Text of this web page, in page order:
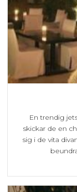
En trendig
skickar de en
sig i de vita